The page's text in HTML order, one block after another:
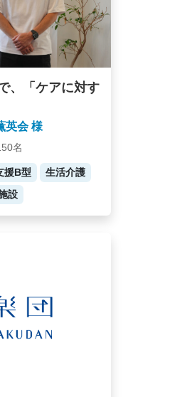
、「ケアに対す
英会 様
名
援B型
生活介護
設